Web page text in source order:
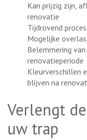
Kan prijzig zijn,
renovatie
Tijdrovend
Mogelijke
Belemmering
renovatieperiode
Kleurverschillen
blijven na
Verlengt
uw trap